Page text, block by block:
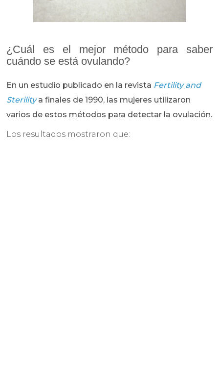
¿Cuál es el mejor método para saber
cuándo se está ovulando?
En un estudio publicado en la revista Fertility and
Sterilitya finales de 1990, las mujeres utilizaron
varios de estos métodos para detectar la ovulación.
Los resultados mostraron que: